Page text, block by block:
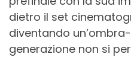
dietro il set
diventando
generazione non si